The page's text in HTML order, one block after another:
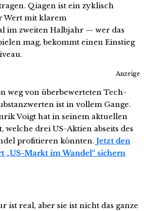
Qiagen ist ein zyklisch
Wert mit klarem
im zweiten Halbjahr — wer das
mag, bekommt einen Einstieg
Anzeige
weg von überbewerteten Tech-
ist in vollem Gange.
Voigt hat in seinem aktuellen
welche drei US-Aktien abseits des
profitieren könnten. Jetzt den
„US-Markt im Wandel“ sichern
ist real, aber sie ist nicht das ganze